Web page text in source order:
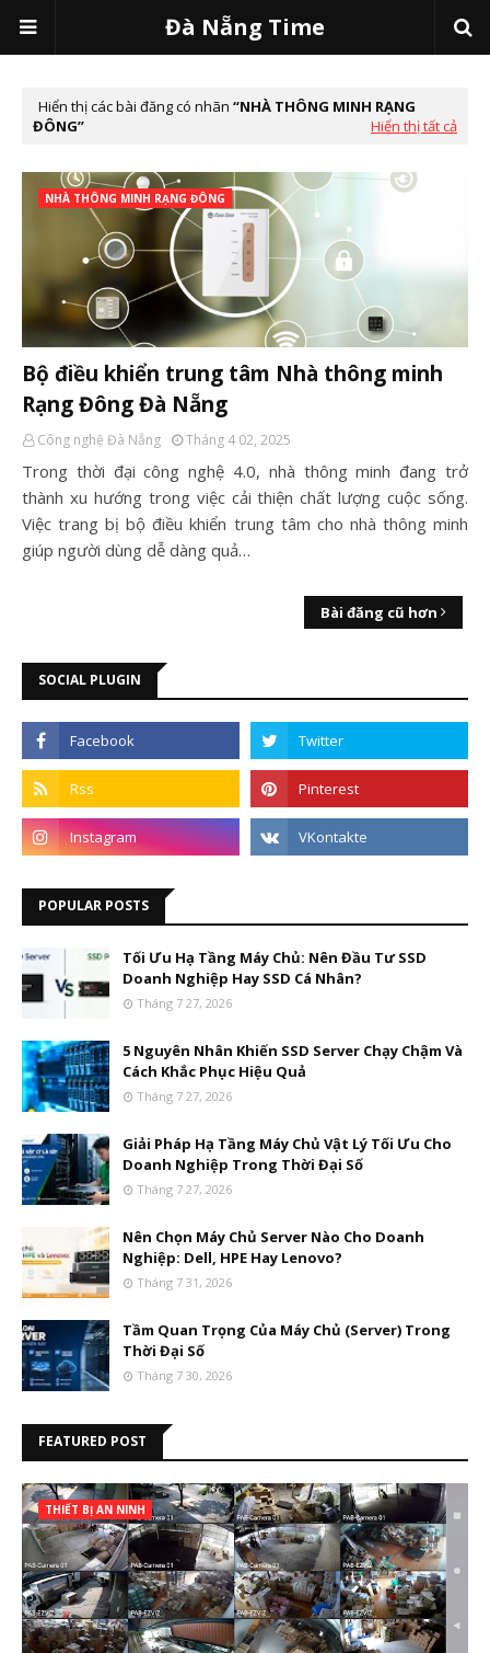
Đà Nẵng Time
Hiển thị các bài đăng có nhãn
NHÀ THÔNG MINH RẠNG
ĐÔNG
Hiển thị tất cả
NHÀ THÔNG MINH RẠNG ĐÔNG
Bộ điều khiển trung tâm Nhà thông minh
Rạng Đông Đà Nẵng
Công nghệ Đà Nẵng Tháng 4 02, 2025
Trong thời đại công nghệ 4.0, nhà thông minh đang trở
thành xu hướng trong việc cải thiện chất lượng cuộc sống.
Việc trang bị bộ điều khiển trung tâm cho nhà thông minh
giúp người dùng dễ dàng quả…
Bài đăng cũ hơn
SOCIAL PLUGIN
POPULAR POSTS
Tối Ưu Hạ Tầng Máy Chủ: Nên Đầu Tư SSD
Doanh Nghiệp Hay SSD Cá Nhân?
Tháng 7 27, 2026
5 Nguyên Nhân Khiến SSD Server Chạy Chậm Và
Cách Khắc Phục Hiệu Quả
Tháng 7 27, 2026
Giải Pháp Hạ Tầng Máy Chủ Vật Lý Tối Ưu Cho
Doanh Nghiệp Trong Thời Đại Số
Tháng 7 27, 2026
Nên Chọn Máy Chủ Server Nào Cho Doanh
Nghiệp: Dell, HPE Hay Lenovo?
Tháng 7 31, 2026
Tầm Quan Trọng Của Máy Chủ (Server) Trong
Thời Đại Số
Tháng 7 30, 2026
FEATURED POST
THIẾT BỊ AN NINH